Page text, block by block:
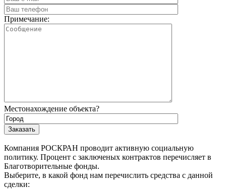
Примечание:
Местонахождение объекта?
Компания РОСКРАН проводит активную социальную
политику. Процент с заключеных контрактов перечисляет в
Благотворительные фонды.
Выберите, в какой фонд нам перечислить средства с данной
сделки: